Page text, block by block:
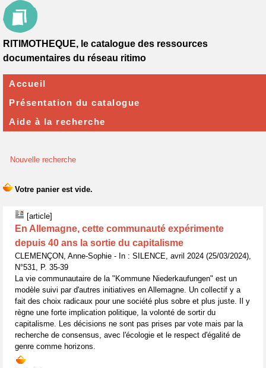
Nouvelle recherche
[article]
En Allemagne, cette communauté expérimente
depuis 40 ans la sortie du capitalisme
CLEMENÇON, Anne-Sophie - In : SILENCE, avril 2024 (25/03/2024),
N°531, P. 35-39
La vie communautaire de la "Kommune Niederkaufungen" est un
modèle suivi par d'autres initiatives en Allemagne. Un collectif y a
fait des choix radicaux pour une société plus sobre et plus juste. Il y
règne une forte implication politique, la volonté de sortir du
capitalisme. Les décisions ne sont pas prises par vote mais par la
recherche de consensus, avec l'écologie et le respect d'égalité de
genre comme horizons.
RITIMOTHEQUE, le catalogue des ressources
documentaires du réseau ritimo
Accueil
Présentation du catalogue
Aide à la recherche